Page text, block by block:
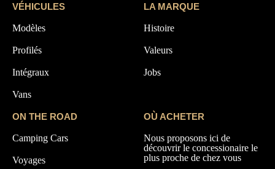
VÉHICULES
Modèles
Profilés
Intégraux
Vans
LA MARQUE
Histoire
Valeurs
Jobs
ON THE ROAD
Camping Cars
Voyages
OÙ ACHETER
Nous proposons ici de
découvrir le concessionaire le
plus proche de chez vous